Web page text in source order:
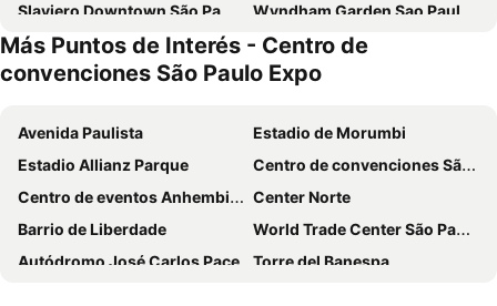
Slaviero Downtown São Paulo
Wyndham Garden Sao Paulo Convention Nortel
ibis budget SP Centro São João
Hotel Euro Suite São Paulo by Nacional Inn
Fênix Hotel Bom Retiro
Meliá Paulista
Melia Ibirapuera
Hotel Family
Transamerica Prime International Plaza
São Paulo Tatuape, by Meliá
Meliá Jardim Europa
Mercure Sao Paulo Bela Vista
Daher Center Hotel
Hotel Dan Inn Planalto São Paulo
All Suites Santo André
Hotel América do Sul
Más Puntos de Interés - Centro de
convenciones São Paulo Expo
Avenida Paulista
Estadio de Morumbi
Estadio Allianz Parque
Centro de convenciones São Paulo Expo
Centro de eventos Anhembi Parque
Center Norte
Barrio de Liberdade
World Trade Center São Paulo
Autódromo José Carlos Pace
Torre del Banespa